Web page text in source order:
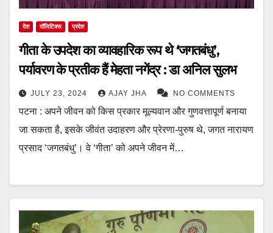
देश पॉलिटिक्स प्रदेश
गीता के उपदेश का व्यावहारिक रूप थे ‘जगतबंधु’,
पर्यावरण के प्रतीक हैं मेहता नगेंद्र : डा अनिल सुलभ
JULY 23, 2024 AJAY JHA NO COMMENTS
पटना : अपने जीवन को किस प्रकार मूल्यवान और गुणवत्तापूर्ण बनाया
जा सकता है, इसके जीवंत उदाहरण और प्रेरणा-पुरुष थे, जगत नारायण
प्रसाद ‘जगतबंधु’। वे ‘गीता’ को अपने जीवन में…